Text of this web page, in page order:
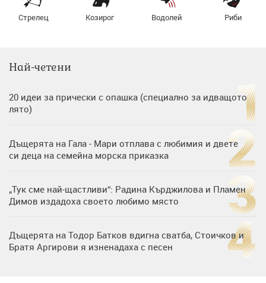
Стрелец Козирог Водолей Риби
Най-четени
20 идеи за прически с опашка (специално за идващото
лято)
Дъщерята на Гала - Мари отплава с любимия и двете
си деца на семейна морска приказка
„Тук сме най-щастливи“: Радина Кърджилова и Пламен
Димов издадоха своето любимо място
Дъщерята на Тодор Батков вдигна сватба, Стоичков и
Братя Аргирови я изненадаха с песен